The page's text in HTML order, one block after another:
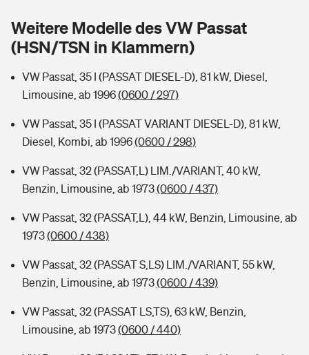
Hochwasser-Check: Wie gefährdet ist Ihr Haus?
Sie haben Fragen?
Private Cyberversicherung
Zur Übersicht
Kinderunfall-Check: Mehr Sicherheit für deine Kids
Typklassen: So ist Ihr Auto eingestuft
Sie haben Fragen?
Rentenrechner: Wie viel Geld bekomme ich im Alter?
Weitere Modelle des VW Passat
(HSN/TSN in Klammern)
VW Passat, 35 I (PASSAT DIESEL-D), 81 kW, Diesel,
Limousine, ab 1996(0600 / 297)
VW Passat, 35 I (PASSAT VARIANT DIESEL-D), 81 kW,
Diesel, Kombi, ab 1996(0600 / 298)
VW Passat, 32 (PASSAT,L) LIM./VARIANT, 40 kW,
Benzin, Limousine, ab 1973(0600 / 437)
VW Passat, 32 (PASSAT,L), 44 kW, Benzin, Limousine, ab
1973(0600 / 438)
VW Passat, 32 (PASSAT S,LS) LIM./VARIANT, 55 kW,
Benzin, Limousine, ab 1973(0600 / 439)
VW Passat, 32 (PASSAT LS,TS), 63 kW, Benzin,
Limousine, ab 1973(0600 / 440)